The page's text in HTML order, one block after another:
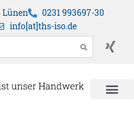
Lünen
0231 993697-30
info[at]ths-iso.de